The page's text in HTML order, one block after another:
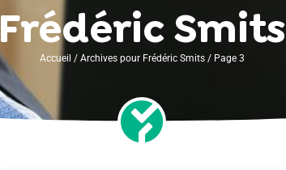
Frédéric Smits
Accueil / Archives pour Frédéric Smits/ Page 3